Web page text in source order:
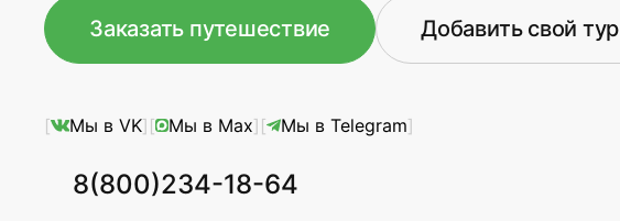
Заказать путешествие Добавить свой тур
Мы в VK Мы в Max Мы в Telegram
8(800)234-18-64